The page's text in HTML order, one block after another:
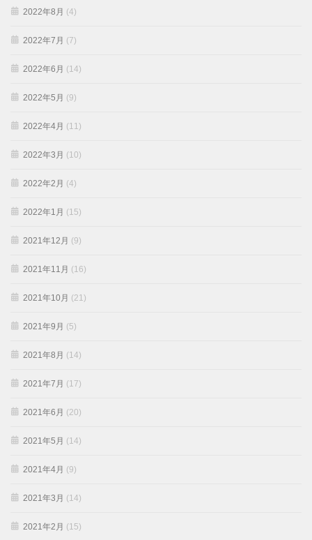
2022年8月 (4)
2022年7月 (7)
2022年6月 (14)
2022年5月 (9)
2022年4月 (11)
2022年3月 (10)
2022年2月 (4)
2022年1月 (15)
2021年12月 (9)
2021年11月 (16)
2021年10月 (21)
2021年9月 (5)
2021年8月 (14)
2021年7月 (17)
2021年6月 (20)
2021年5月 (14)
2021年4月 (9)
2021年3月 (14)
2021年2月 (15)